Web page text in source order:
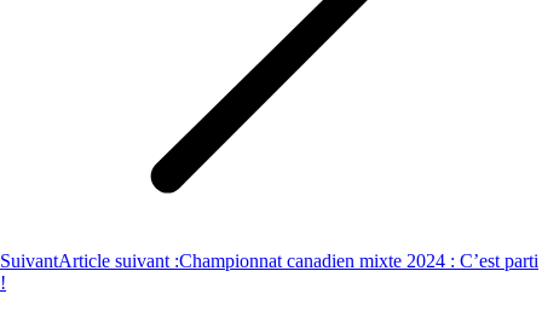
SuivantArticle suivant :Championnat canadien mixte 2024 : C’est parti
!